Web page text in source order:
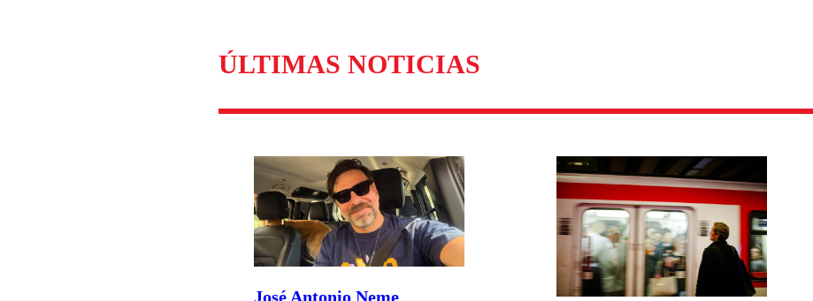
ÚLTIMAS NOTICIAS
José Antonio Neme